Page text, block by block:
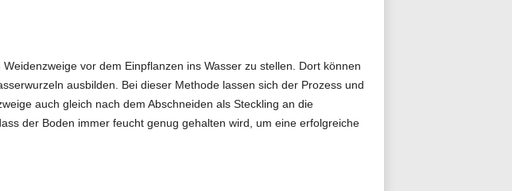
vor dem Einpflanzen ins Wasser zu stellen. Dort können
ausbilden. Bei dieser Methode lassen sich der Prozess und
auch gleich nach dem Abschneiden als Steckling an die
der Boden immer feucht genug gehalten wird, um eine erfolgreiche